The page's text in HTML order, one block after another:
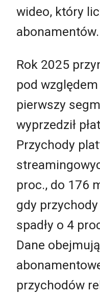
wideo, który
abonamentów.
Rok 2025
pod
pierwszy
wyprzedził
Przychody
proc., do 176
gdy
spadły o 4
Dane
przychodów